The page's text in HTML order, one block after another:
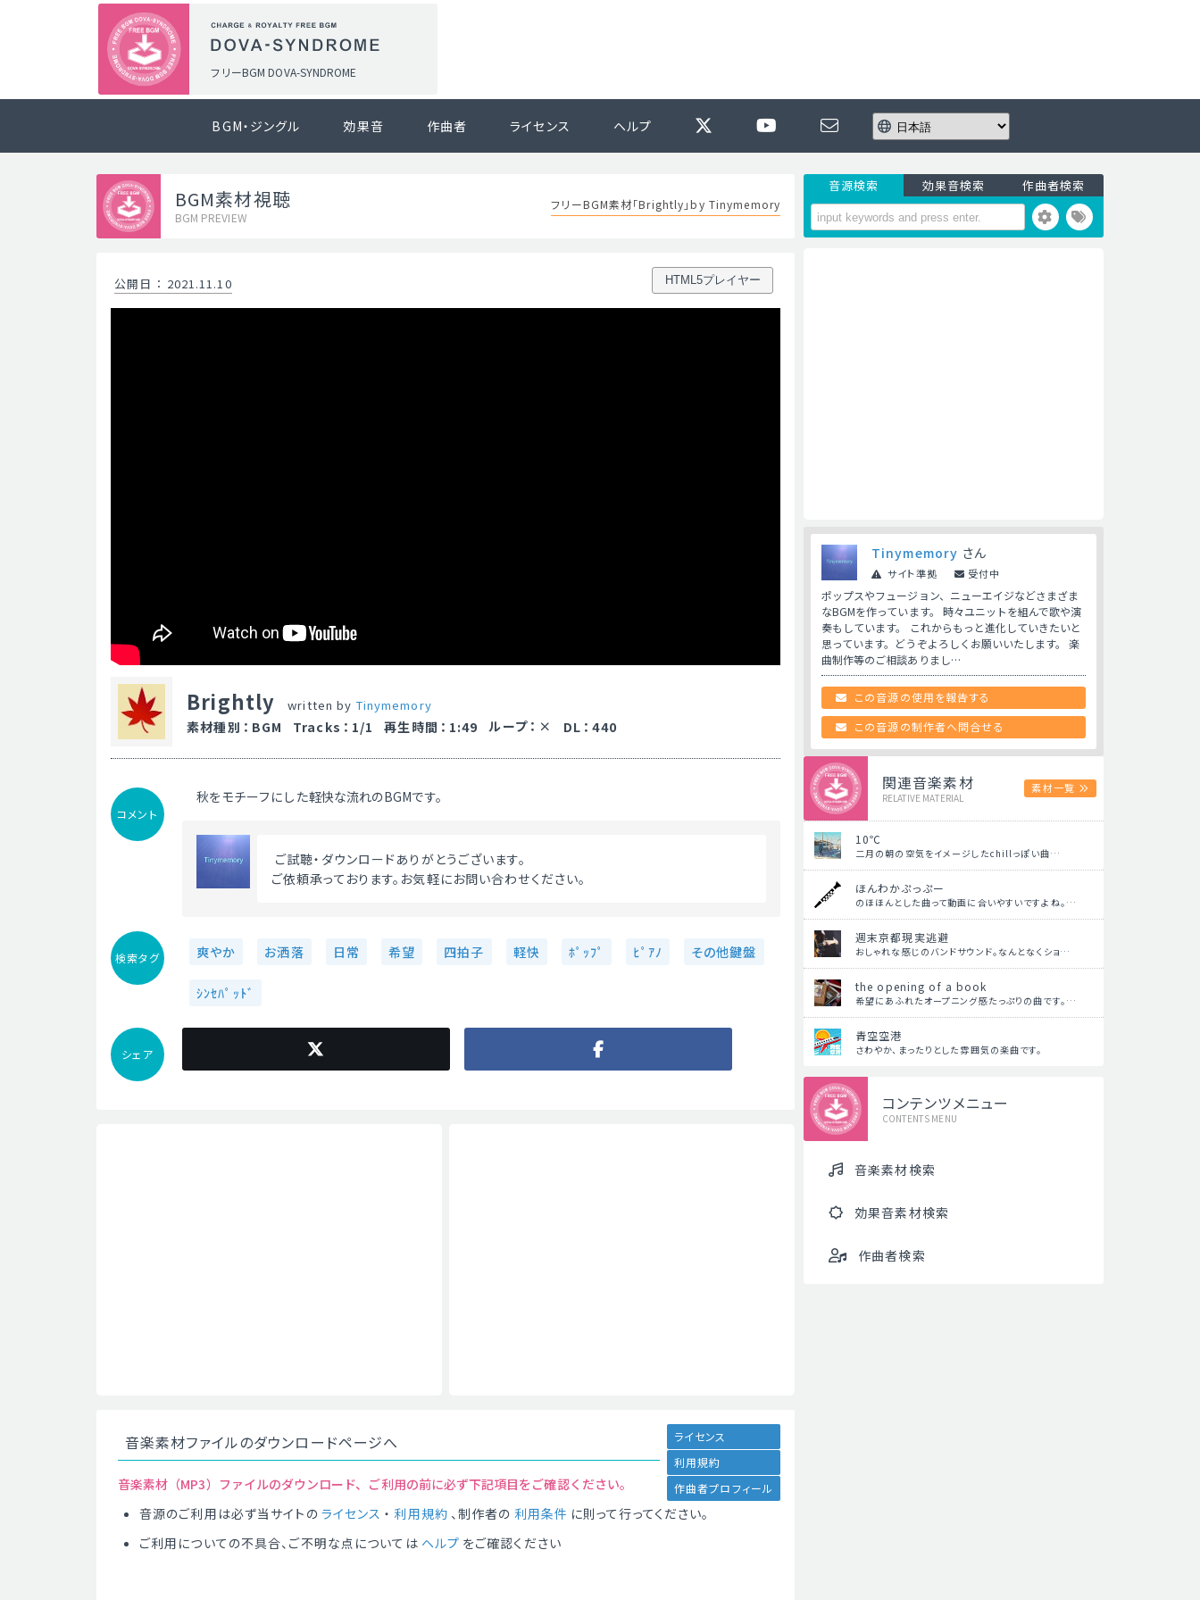
フリーBGM DOVA-SYNDROME
BGM・ジングル 効果音 作曲者 ライセンス ヘルプ
BGM素材視聴
BGM PREVIEW
フリーBGM素材「Brightly」by Tinymemory
公開日 ： 2021.11.10 HTML5プレイヤー
Brightly written by Tinymemory
素材種別 ： BGM Tracks ： 1/1 再生時間 ： 1:49 ループ ： DL ： 440
コメント
秋をモチーフにした軽快な流れのBGMです。
ご試聴・ダウンロードありがとうございます。
ご依頼承っております。お気軽にお問い合わせください。
検索タグ 爽やか お洒落 日常 希望 四拍子 軽快 ﾎﾟｯﾌﾟ ﾋﾟｱﾉ その他鍵盤
ｼﾝｾﾊﾟｯﾄﾞ
シェア
音楽素材ファイルのダウンロードページへ
ライセンス
利用規約
作曲者プロフィール
音楽素材（MP3）ファイルのダウンロード、ご利用の前に必ず下記項目をご確認ください。
音源のご利用は必ず当サイトの ライセンス ・ 利用規約 、制作者の 利用条件 に則って行ってください。
ご利用についての不具合、ご不明な点については ヘルプ をご確認ください
音源検索 効果音検索 作曲者検索
Tinymemory さん
サイト準拠 受付中
ポップスやフュージョン、ニューエイジなどさまざま
なBGMを作っています。 時々ユニットを組んで歌や演
奏もしています。 これからもっと進化していきたいと
思っています。どうぞよろしくお願いいたします。 楽
曲制作等のご相談ありまし…
この音源の使用を報告する
この音源の制作者へ問合せる
関連音楽素材
RELATIVE MATERIAL
素材一覧
10℃
二月の朝の空気をイメージしたchillっぽい曲…
ほんわかぷっぷー
のほほんとした曲って動画に合いやすいですよね。…
週末京都現実逃避
おしゃれな感じのバンドサウンド。なんとなくショ…
the opening of a book
希望にあふれたオープニング感たっぷりの曲です。…
青空空港
さわやか、まったりとした雰囲気の楽曲です。
コンテンツメニュー
CONTENTS MENU
音楽素材検索
効果音素材検索
作曲者検索